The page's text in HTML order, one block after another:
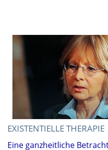
EXISTENTIELLE THERAPIE
Eine ganzheitliche